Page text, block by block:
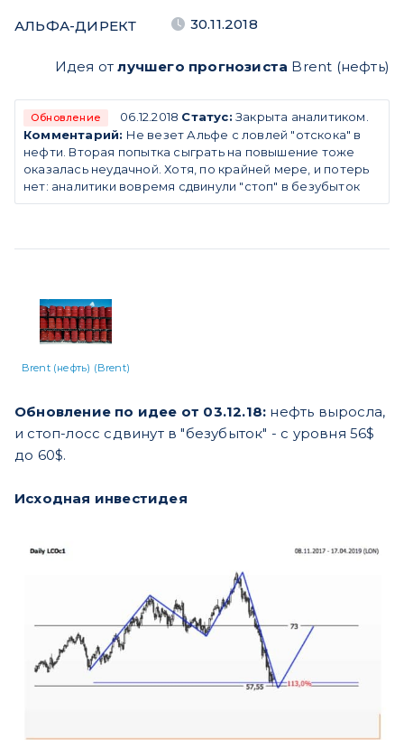
АЛЬФА-ДИРЕКТ 30.11.2018
Идея отлучшего прогнозиста Brent (нефть)
Обновление 06.12.2018 Статус: Закрыта аналитиком.
Комментарий: Не везет Альфе с ловлей "отскока" в
нефти. Вторая попытка сыграть на повышение тоже
оказалась неудачной. Хотя, по крайней мере, и потерь
нет: аналитики вовремя сдвинули "стоп" в безубыток
Brent (нефть) (Brent)
Обновление по идее от 03.12.18: нефть выросла,
и стоп-лосс сдвинут в "безубыток" - с уровня 56$
до 60$.
Исходная инвестидея